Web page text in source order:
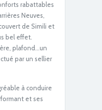
rabattables
Neuves,
de Simili et
bel effet.
plafond…un
par un sellier
à conduire
et ses